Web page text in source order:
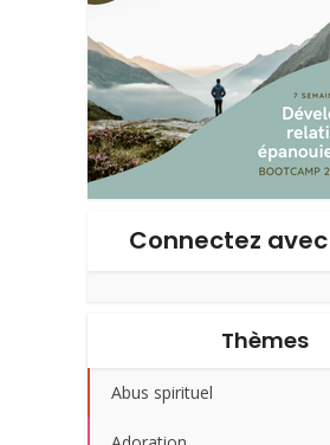
Connectez
Thèmes
Abus spirituel